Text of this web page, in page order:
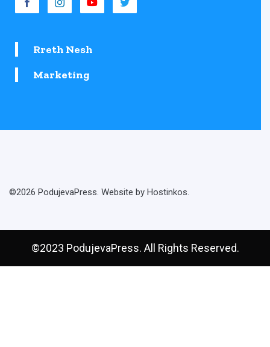
Rreth Nesh
Marketing
©2026 PodujevaPress. Website by Hostinkos.
©2023 PodujevaPress. All Rights Reserved.